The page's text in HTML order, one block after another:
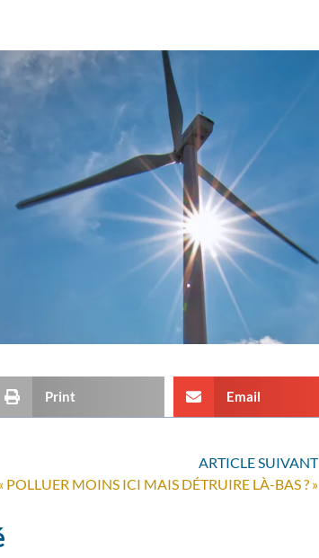
Print Email
ARTICLE SUIVANT
POLLUER MOINS ICI MAIS DÉTRUIRE LÀ-BAS ? »